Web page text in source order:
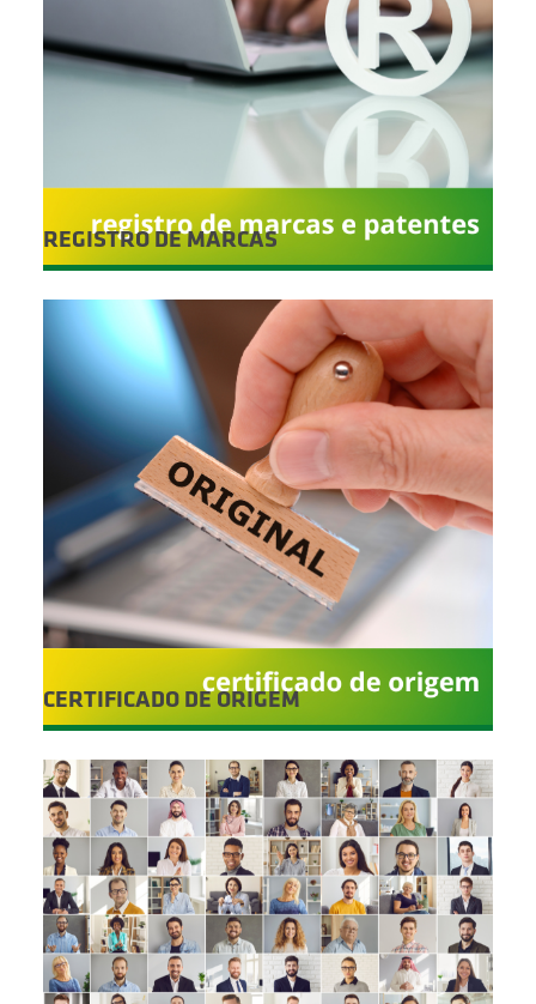
REGISTRO DE MARCAS
CERTIFICADO DE ORIGEM